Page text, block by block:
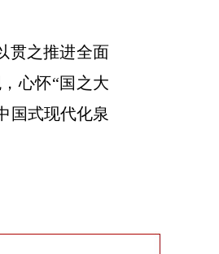
贯之推进全面
心怀“国之大
国式现代化泉